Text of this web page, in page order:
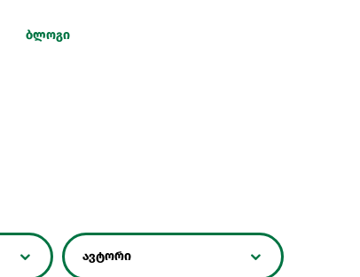
ბლოგი
ავტორი